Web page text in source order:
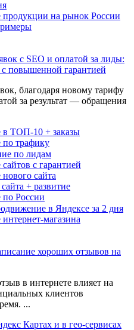
на рынок России
с SEO и оплатой за лиды:
повышенной гарантией
благодаря новому тарифу
за результат — обращения
ТОП-10 + заказы
трафику
по лидам
с гарантией
сайта
+ развитие
России
в Яндексе за 2 дня
магазина
хороших отзывов на
в интернете влияет на
клиентов
...
Картах и в гео-сервисах